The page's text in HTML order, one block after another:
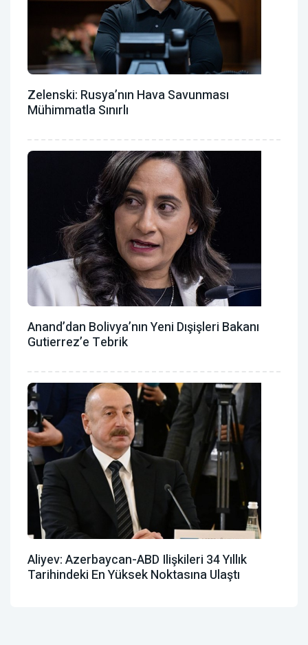
Zelenski: Rusya’nın Hava Savunması
Mühimmatla Sınırlı
Anand’dan Bolivya’nın Yeni Dışişleri Bakanı
Gutierrez’e Tebrik
Aliyev: Azerbaycan-ABD Ilişkileri 34 Yıllık
Tarihindeki En Yüksek Noktasına Ulaştı